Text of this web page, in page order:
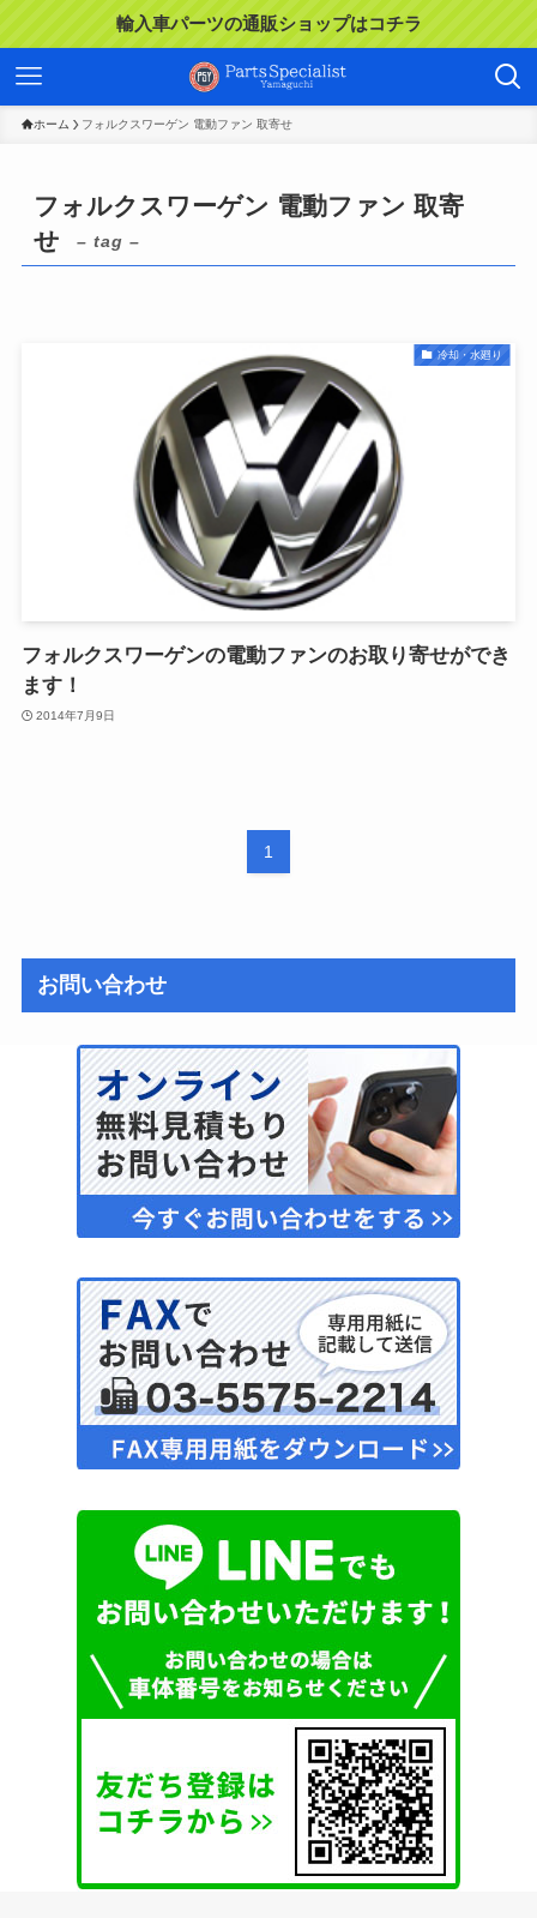
輸入車パーツの通販ショップはコチラ
ホーム フォルクスワーゲン 電動ファン 取寄せ
フォルクスワーゲン 電動ファン 取寄
せ
– tag –
冷却・水廻り
フォルクスワーゲンの電動ファンのお取り寄せができ
ます！
2014年7月9日
1
お問い合わせ